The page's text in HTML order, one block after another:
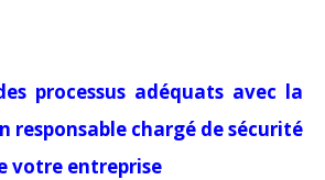
processus adéquats avec la
responsable chargé de sécurité
votre entreprise